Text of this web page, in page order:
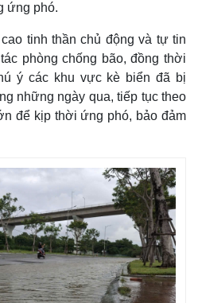
ứng phó.
tinh thần chủ động và tự tin
phòng chống bão, đồng thời
ý các khu vực kè biển đã bị
những ngày qua, tiếp tục theo
để kịp thời ứng phó, bảo đảm